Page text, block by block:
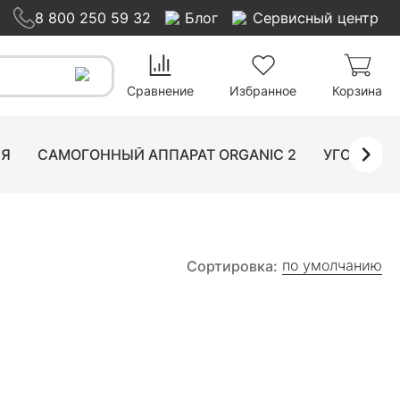
8 800 250 59 32 Блог Сервисный центр
Сравнение Избранное Корзина
САМОГОННЫЙ АППАРАТ ORGANIC 2
Сортировка: по умолчанию